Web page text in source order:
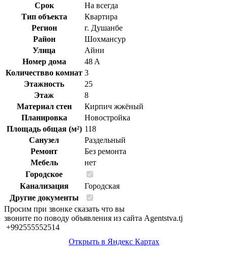
Срок
На всегда
Тип объекта
Квартира
Регион
г. Душанбе
Район
Шохмансур
Улица
Айни
Номер дома
48 A
Количествво комнат 3
Этажность
25
Этаж
8
Материал стен
Кирпич жжёный
Планировка
Новостройка
Площадь общая (м²) 118
Санузел
Раздельный
Ремонт
Без ремонта
Мебель
нет
Городское
Канализация
Городская
Другие документы
Просим при звонке сказать что вы
звоните по поводу объявления из сайта Agentstva.tj
+992555552514
Открыть в Яндекс Картах